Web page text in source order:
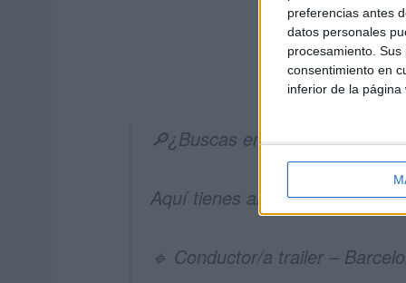
preferencias antes
datos personales
procesamiento.
consentimiento en
inferior de la página
🔎¿Buscas empleo?
Aquí tienes algunas
🔹 Conductor/a trailer –